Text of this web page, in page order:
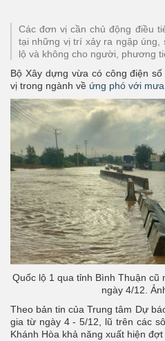
Các đơn vị cần chủ động điều
tại những vị trí xảy ra ngập úng,
lộ và không cho người, phương
Bộ Xây dựng vừa có công điện
vị trong ngành về ứng phó với
Quốc lộ 1 qua tỉnh Bình Thuận cũ
ngày 4/12.
Theo bản tin của Trung tâm Dự
gia từ ngày 4 - 5/12, lũ trên các
Khánh Hòa khả năng xuất hiện đợt